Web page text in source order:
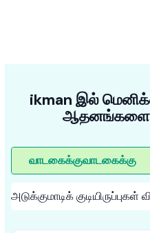
ikman இல்
ஆதனங்களை
வாடகைக்குவாடகைக்கு